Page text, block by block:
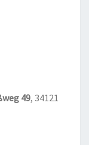
49, 34121